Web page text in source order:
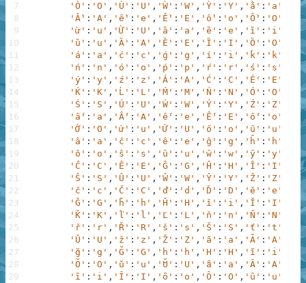
'Ò' : 'O' , 'Ù' : 'U' , 'Ẁ' : 'W' , 'Ỳ' : 'Y' , 'ằ' : 'a' 'Ằ'
'Ầ' : 'A' , 'ề' : 'e' , 'Ề' : 'E' , 'ồ' : 'o' , 'Ồ' : 'O' 'ờ'
'ừ' : 'u' , 'Ừ' : 'U' , 'ȁ' : 'a' , 'ȅ' : 'e' , 'ȉ' : 'i' 'ȍ'
'ȕ' : 'u' , 'Ȁ' : 'A' , 'Ȅ' : 'E' , 'Ȉ' : 'I' , 'Ȍ' : 'O' 'Ȑ'
'á' : 'a' , 'ć' : 'c' , 'ǵ' : 'g' , 'í' : 'i' , 'ḱ' : 'k' 'ĺ'
'ń' : 'n' , 'ó' : 'o' , 'ṕ' : 'p' , 'ŕ' : 'r' , 'ś' : 's'
'ý' : 'y' , 'ź' : 'z' , 'Á' : 'A' , 'Ć' : 'C' , 'É' : 'E'
'Ḱ' : 'K' , 'Ĺ' : 'L' , 'Ḿ' : 'M' , 'Ń' : 'N' , 'Ó' : 'O' 'Ṕ'
'Ś' : 'S' , 'Ú' : 'U' , 'Ẃ' : 'W' , 'Ý' : 'Y' , 'Ź' : 'Z'
'ấ' : 'a' , 'Ấ' : 'A' , 'ế' : 'e' , 'Ế' : 'E' , 'ố' : 'o'
'Ớ' : 'O' , 'ứ' : 'u' , 'Ứ' : 'U' , 'ő' : 'o' , 'ű' : 'u' 'Ő'
'â' : 'a' , 'ĉ' : 'c' , 'ê' : 'e' , 'ĝ' : 'g' , 'ĥ' : 'h'
'ô' : 'o' , 'ŝ' : 's' , 'û' : 'u' , 'ŵ' : 'w' , 'ŷ' : 'y' 'ẑ'
'Ĉ' : 'C' , 'Ê' : 'E' , 'Ĝ' : 'G' , 'Ĥ' : 'H' , 'Î' : 'I' 'Ĵ'
'Ŝ' : 'S' , 'Û' : 'U' , 'Ŵ' : 'W' , 'Ŷ' : 'Y' , 'Ẑ' : 'Z' 'ǎ'
'č' : 'c' , 'Č' : 'C' , 'ď' : 'd' , 'Ď' : 'D' , 'ě' : 'e'
'Ǧ' : 'G' , 'ȟ' : 'h' , 'Ȟ' : 'H' , 'ǐ' : 'i' , 'Ǐ' : 'I' 'ǰ'
'Ǩ' : 'K' , 'ľ' : 'l' , 'Ľ' : 'L' , 'ň' : 'n' , 'Ň' : 'N' 'ǒ'
'ř' : 'r' , 'Ř' : 'R' , 'š' : 's' , 'Š' : 'S' , 'ť' : 't' 'Ť'
'Ǔ' : 'U' , 'ž' : 'z' , 'Ž' : 'Z' , 'ă' : 'a' , 'Ă' : 'A' 'ĕ'
'ğ' : 'g' , 'Ğ' : 'G' , 'ḫ' : 'h' , 'Ḫ' : 'H' , 'ĭ' : 'i'
'Ŏ' : 'O' , 'ŭ' : 'u' , 'Ŭ' : 'U' , 'ȃ' : 'a' , 'Ȃ' : 'A' 'ȇ'
'ȋ' : 'i' , 'Ȋ' : 'I' , 'ȏ' : 'o' , 'Ȏ' : 'O' , 'ȗ' : 'u' 'Ȗ'
7
8
9
10
11
12
13
14
15
16
17
18
19
20
21
22
23
24
25
26
27
28
29